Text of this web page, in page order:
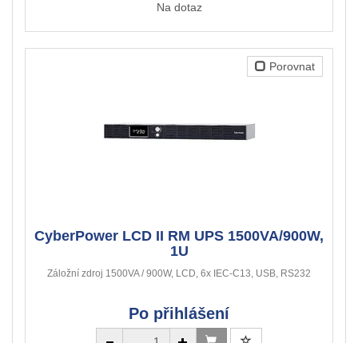
Na dotaz
Porovnat
CyberPower LCD II RM UPS 1500VA/900W,
1U
Záložní zdroj 1500VA / 900W, LCD, 6x IEC-C13, USB, RS232
Po přihlášení